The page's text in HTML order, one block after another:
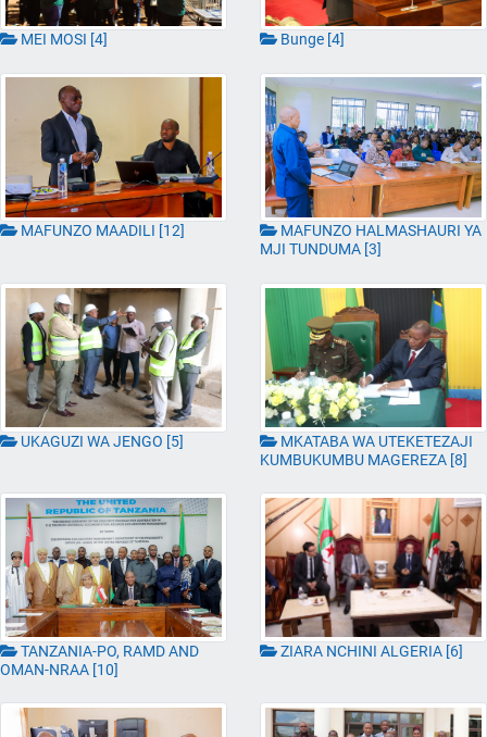
MEI MOSI [4] Bunge [4]
MAFUNZO MAADILI [12]
MAFUNZO HALMASHAURI YA
MJI TUNDUMA [3]
UKAGUZI WA JENGO [5]
MKATABA WA UTEKETEZAJI
KUMBUKUMBU MAGEREZA [8]
TANZANIA-PO, RAMD AND
OMAN-NRAA [10]
ZIARA NCHINI ALGERIA [6]